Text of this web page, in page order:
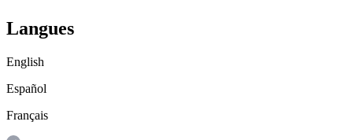
Langues
English
Español
Français